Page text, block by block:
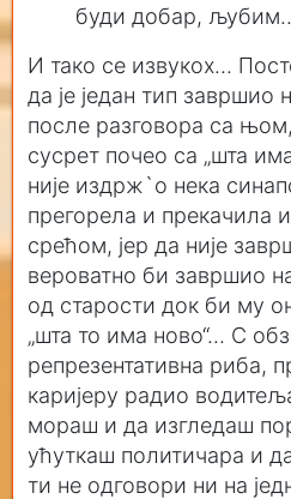
буди добар,
И тако се извукох...
да је један тип завршио
после разговора са њом,
сусрет почео са „шта
није издрж`о нека
прегорела и прекачила
срећом, јер да није
вероватно би завршио
од старости док би му
„шта то има ново“... С
репрезентативна риба,
каријеру радио
мораш и да изгледаш
ућуткаш политичара и
ти не одговори ни на